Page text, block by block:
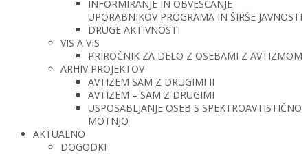
INFORMIRANJE IN OBVEŠČANJE
UPORABNIKOV PROGRAMA IN ŠIRŠE JAVNOSTI
DRUGE AKTIVNOSTI
VIS A VIS
PRIROČNIK ZA DELO Z OSEBAMI Z AVTIZMOM
ARHIV PROJEKTOV
AVTIZEM SAM Z DRUGIMI II
AVTIZEM – SAM Z DRUGIMI
USPOSABLJANJE OSEB S SPEKTROAVTISTIČNO
MOTNJO
AKTUALNO
DOGODKI